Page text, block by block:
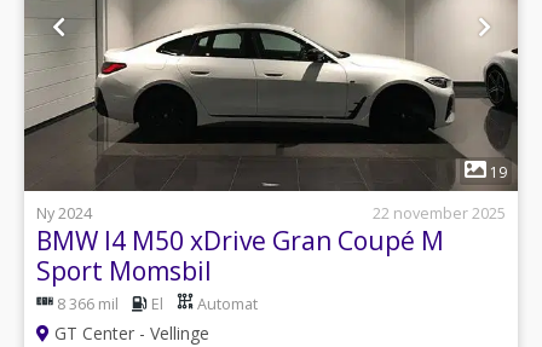
19
Ny 2024
22 november 2025
BMW I4 M50 xDrive Gran Coupé M
Sport Momsbil
8 366 mil El Automat
GT Center - Vellinge